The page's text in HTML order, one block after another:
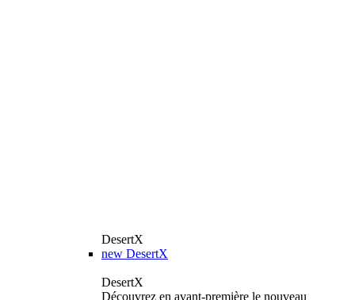
DesertX
new DesertX
DesertX
Découvrez en avant-première le nouveau